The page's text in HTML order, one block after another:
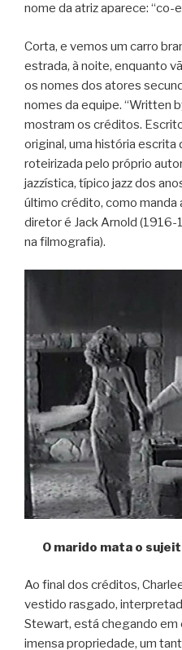
nome da atriz aparece: “co-
Corta, e vemos um carro
estrada, à noite, enquanto
os nomes dos atores
nomes da equipe. “Written
mostram os créditos.
original, uma história
roteirizada pelo próprio
jazzística, típico jazz dos
último crédito, como manda
diretor é Jack Arnold
na filmografia).
O marido mata o
Ao final dos créditos,
vestido rasgado,
Stewart, está chegando em
imensa propriedade, um